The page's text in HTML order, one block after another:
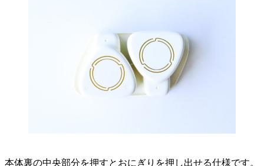
本体裏の中央部分を押すとおにぎりを押し出せる仕様です。